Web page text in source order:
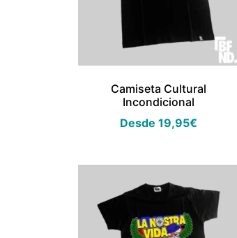
Camiseta Cultural
Incondicional
Desde19,95€